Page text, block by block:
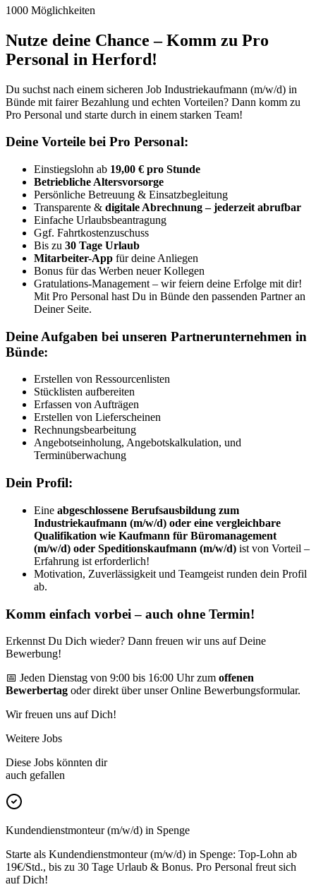
1000 Möglichkeiten
Nutze deine Chance – Komm zu Pro
Personal in Herford!
Du suchst nach einem sicheren Job Industriekaufmann (m/w/d) in
Bünde mit fairer Bezahlung und echten Vorteilen? Dann komm zu
Pro Personal und starte durch in einem starken Team!
Deine Vorteile bei Pro Personal:
Einstiegslohn ab 19,00 € pro Stunde
Betriebliche Altersvorsorge
Persönliche Betreuung & Einsatzbegleitung
Transparente & digitale Abrechnung – jederzeit abrufbar
Einfache Urlaubsbeantragung
Ggf. Fahrtkostenzuschuss
Bis zu 30 Tage Urlaub
Mitarbeiter-App für deine Anliegen
Bonus für das Werben neuer Kollegen
Gratulations-Management – wir feiern deine Erfolge mit dir!
Mit Pro Personal hast Du in Bünde den passenden Partner an
Deiner Seite.
Deine Aufgaben bei unseren Partnerunternehmen in
Bünde:
Erstellen von Ressourcenlisten
Stücklisten aufbereiten
Erfassen von Aufträgen
Erstellen von Lieferscheinen
Rechnungsbearbeitung
Angebotseinholung, Angebotskalkulation, und
Terminüberwachung
Dein Profil:
Eine abgeschlossene Berufsausbildung zum
Industriekaufmann (m/w/d) oder eine vergleichbare
Qualifikation wie Kaufmann für Büromanagement
(m/w/d) oder Speditionskaufmann (m/w/d) ist von Vorteil –
Erfahrung ist erforderlich!
Motivation, Zuverlässigkeit und Teamgeist runden dein Profil
ab.
Komm einfach vorbei – auch ohne Termin!
Erkennst Du Dich wieder? Dann freuen wir uns auf Deine
Bewerbung!
📅 Jeden Dienstag von 9:00 bis 16:00 Uhr zum offenen
Bewerbertag oder direkt über unser Online Bewerbungsformular.
Wir freuen uns auf Dich!
Weitere Jobs
Diese Jobs könnten dir
auch gefallen
Kundendienstmonteur (m/w/d) in Spenge
Starte als Kundendienstmonteur (m/w/d) in Spenge: Top-Lohn ab
19€/Std., bis zu 30 Tage Urlaub & Bonus. Pro Personal freut sich
auf Dich!